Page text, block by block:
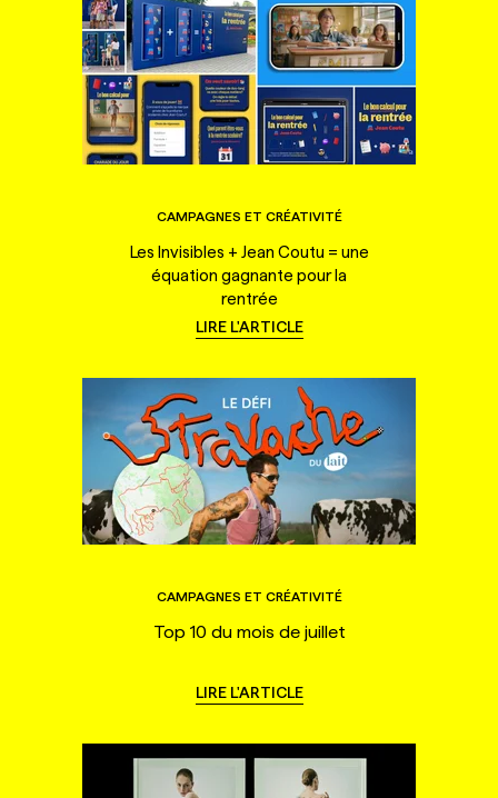
CAMPAGNES ET CRÉATIVITÉ
Les Invisibles + Jean Coutu = une
équation gagnante pour la
rentrée
LIRE L'ARTICLE
CAMPAGNES ET CRÉATIVITÉ
Top 10 du mois de juillet
LIRE L'ARTICLE